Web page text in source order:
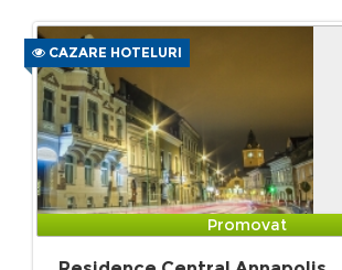
CAZARE HOTELURI
Promovat